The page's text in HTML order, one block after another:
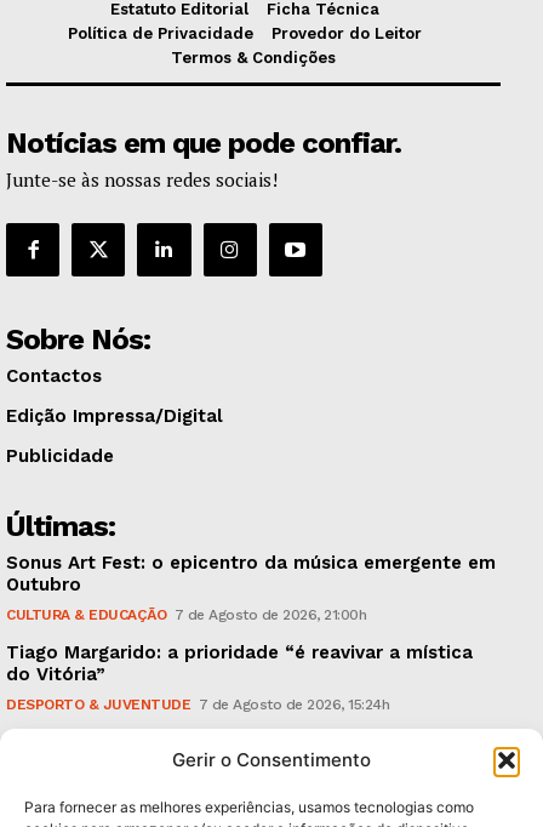
Gerir o Consentimento
Para fornecer as melhores experiências, usamos tecnologias como
Estatuto Editorial
Ficha Técnica
Política de Privacidade
Provedor do Leitor
Termos & Condições
Notícias em que pode confiar.
Junte-se às nossas redes sociais!
Sobre Nós:
Contactos
Edição Impressa/Digital
Publicidade
Últimas:
Sonus Art Fest: o epicentro da música emergente em
Outubro
CULTURA & EDUCAÇÃO 7 de Agosto de 2026, 21:00h
Tiago Margarido: a prioridade “é reavivar a mística
do Vitória”
DESPORTO & JUVENTUDE 7 de Agosto de 2026, 15:24h
caudais e antecipa situações de risco